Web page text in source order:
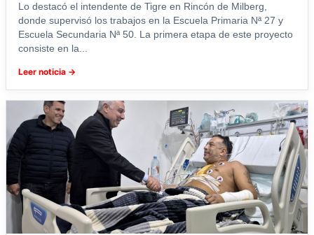
Lo destacó el intendente de Tigre en Rincón de Milberg,
donde supervisó los trabajos en la Escuela Primaria Nª 27 y
Escuela Secundaria Nª 50. La primera etapa de este proyecto
consiste en la...
Leer noticia →